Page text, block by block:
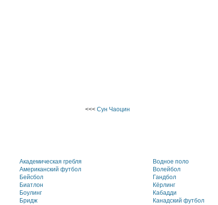
<<< Сун Чаоцин
Академическая гребля
Американский футбол
Бейсбол
Биатлон
Боулинг
Бридж
Водное поло
Волейбол
Гандбол
Кёрлинг
Кабадди
Канадский футбол